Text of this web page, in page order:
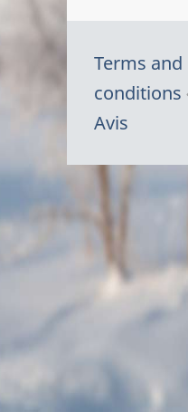
Terms and
conditions
Avis